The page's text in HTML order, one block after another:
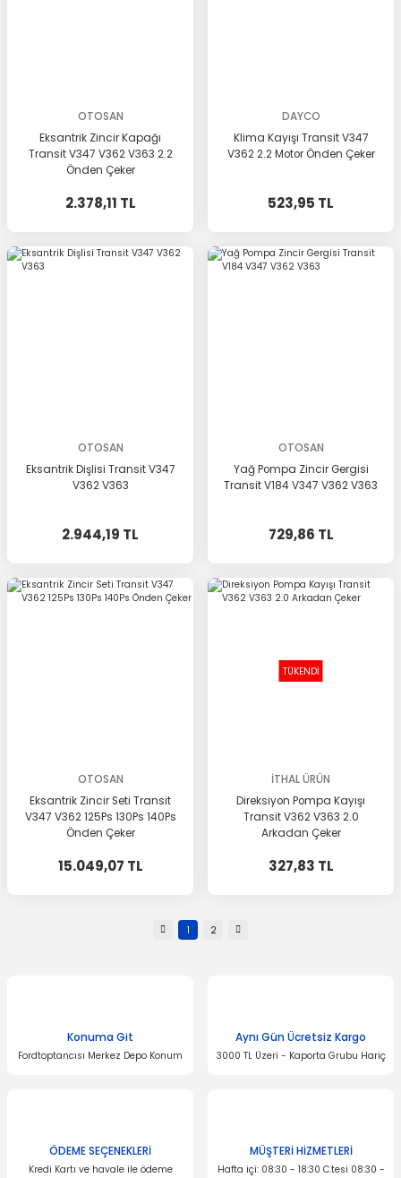
OTOSAN
Eksantrik Zincir Kapağı
Transit V347 V362 V363 2.2
Önden Çeker
2.378,11 TL
DAYCO
Klima Kayışı Transit V347
V362 2.2 Motor Önden Çeker
523,95 TL
OTOSAN
Eksantrik Dişlisi Transit V347
V362 V363
2.944,19 TL
OTOSAN
Yağ Pompa Zincir Gergisi
Transit V184 V347 V362 V363
729,86 TL
OTOSAN
Eksantrik Zincir Seti Transit
V347 V362 125Ps 130Ps 140Ps
Önden Çeker
15.049,07 TL
TÜKENDİ
İTHAL ÜRÜN
Direksiyon Pompa Kayışı
Transit V362 V363 2.0
Arkadan Çeker
327,83 TL
1 2
Konuma Git
Fordtoptancısı Merkez Depo Konum
Aynı Gün Ücretsiz Kargo
3000 TL Üzeri - Kaporta Grubu Hariç
ÖDEME SEÇENEKLERİ
Kredi Kartı ve havale ile ödeme
MÜŞTERİ HİZMETLERİ
Hafta içi: 08:30 - 18:30 C.tesi 08:30 -